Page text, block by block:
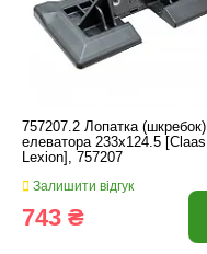
757207.2 Лопатка (шкребок)
елеватора 233x124.5 [Claas
Lexion], 757207
Залишити відгук
743 ₴